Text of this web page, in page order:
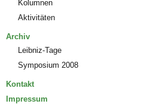
Kolumnen
Aktivitäten
Archiv
Leibniz-Tage
Symposium 2008
Kontakt
Impressum